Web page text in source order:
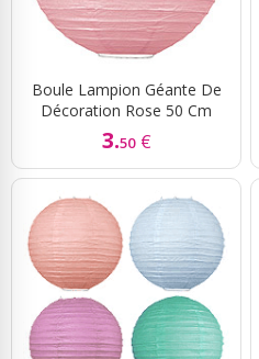
Boule Lampion Géante De
Décoration Rose 50 Cm
3.50 €